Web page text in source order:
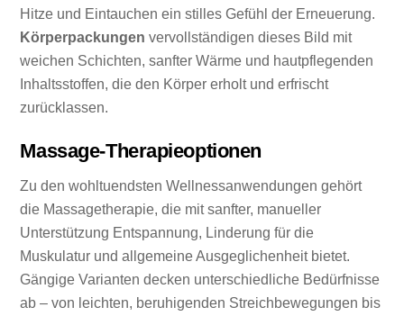
Hitze und Eintauchen ein stilles Gefühl der Erneuerung.
Körperpackungen vervollständigen dieses Bild mit
weichen Schichten, sanfter Wärme und hautpflegenden
Inhaltsstoffen, die den Körper erholt und erfrischt
zurücklassen.
Massage-Therapieoptionen
Zu den wohltuendsten Wellnessanwendungen gehört
die Massagetherapie, die mit sanfter, manueller
Unterstützung Entspannung, Linderung für die
Muskulatur und allgemeine Ausgeglichenheit bietet.
Gängige Varianten decken unterschiedliche Bedürfnisse
ab – von leichten, beruhigenden Streichbewegungen bis